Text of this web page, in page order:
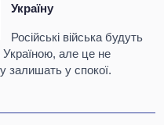
Україну
Російські війська будуть
Україною, але це не
залишать у спокої.